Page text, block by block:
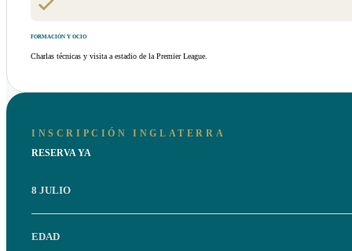
FORMACIÓN Y OCIO
Charlas técnicas y visita a estadio de la Premier League.
INSCRIPCIÓN INGLATERRA
RESERVA YA
8 JULIO
EDAD